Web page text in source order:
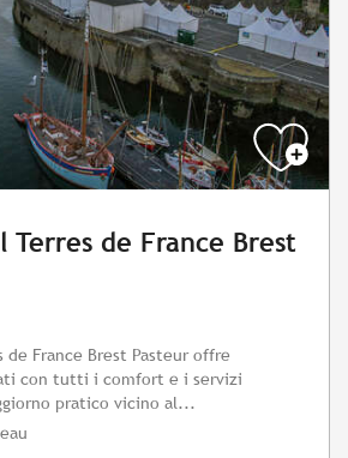
Terres de France Brest
de France Brest Pasteur offre
con tutti i comfort e i servizi
pratico vicino al...